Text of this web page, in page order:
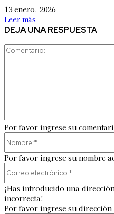
13 enero, 2026
Leer más
DEJA UNA RESPUESTA
Por favor ingrese su
Por favor ingrese su nombre
¡Has introducido una
incorrecta!
Por favor ingrese su